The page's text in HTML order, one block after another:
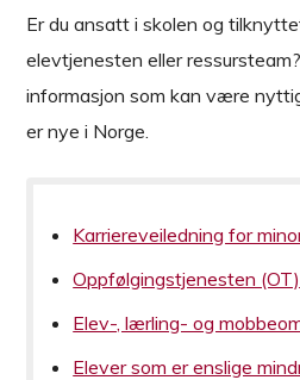
Er du ansatt i skolen og
elevtjenesten eller
informasjon som kan være
er nye i Norge.
Karriereveiledning for
Oppfølgingstjenesten (OT)
Elev-, lærling- og
Elever som er enslige